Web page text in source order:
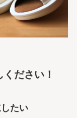
ださい！
たい